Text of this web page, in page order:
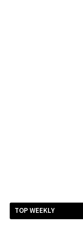
TOP WEEKLY